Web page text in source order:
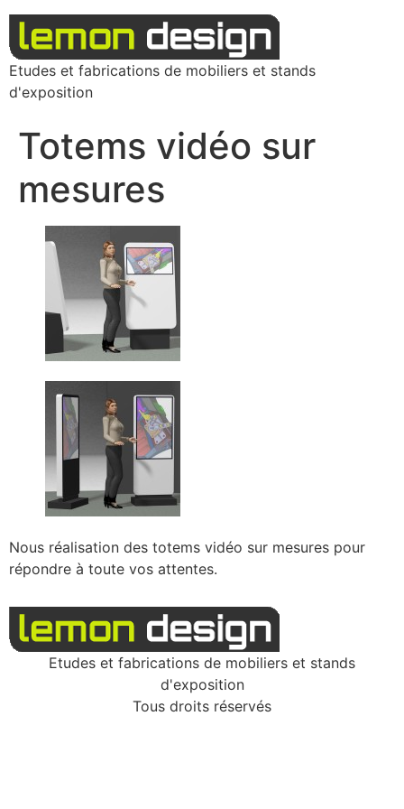
Etudes et fabrications de mobiliers et stands
d'exposition
Totems vidéo sur
mesures
Nous réalisation des totems vidéo sur mesures pour
répondre à toute vos attentes.
Etudes et fabrications de mobiliers et stands
d'exposition
Tous droits réservés